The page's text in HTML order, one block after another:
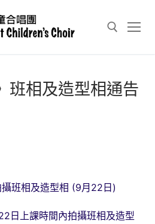
班相及造型相通告
班相及造型相 (9月22日)
日上課時間內拍攝班相及造型